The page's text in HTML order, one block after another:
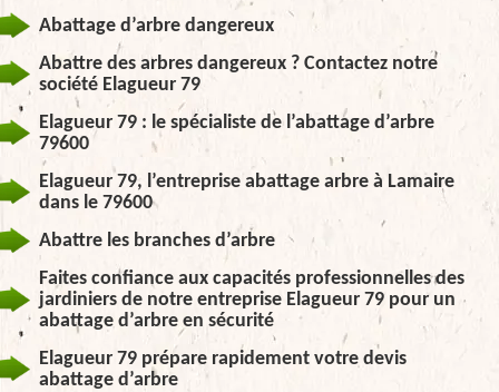
Abattage d’arbre dangereux
Abattre des arbres dangereux ? Contactez notre
société Elagueur 79
Elagueur 79 : le spécialiste de l’abattage d’arbre
79600
Elagueur 79, l’entreprise abattage arbre à Lamaire
dans le 79600
Abattre les branches d’arbre
Faites confiance aux capacités professionnelles des
jardiniers de notre entreprise Elagueur 79 pour un
abattage d’arbre en sécurité
Elagueur 79 prépare rapidement votre devis
abattage d’arbre